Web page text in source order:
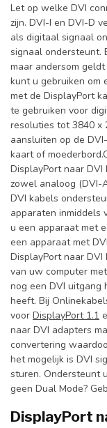
Let op welke DVI
zijn. DVI-I en DVI-D
als digitaal signaal
signaal ondersteunt.
maar andersom
kunt u gebruiken om
met de DisplayPort
te gebruiken voor
resoluties tot 3840 x
aansluiten op de
kaart of
DisplayPort naar
zowel analoog (DVI-
DVI kabels
apparaten inmiddels
u een apparaat met
een apparaat met
DisplayPort naar
van uw computer
nog een DVI uitgang
heeft. Bij
voor DisplayPort 1.1
naar DVI adapters
convertering
het mogelijk is DVI
sturen. Ondersteunt
geen Dual Mode?
DisplayPort